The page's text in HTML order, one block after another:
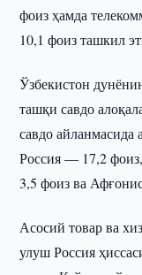
фоиз ҳамда
10,1 фоиз ташкил
Ўзбекистон
ташқи савдо
савдо
Россия — 17,2
3,5 фоиз ва
Асосий товар ва
улуш Россия